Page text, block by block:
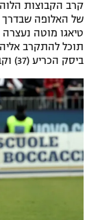
של האלופה
טיאגו מוטה נעצרה
תוכל להתקרב
ביסק הכריע (37) וקבע הפרש של 18 נקודות בפסגה.